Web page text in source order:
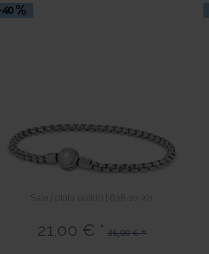
40
Sale | plata pulido | 638-10-X0
21,00 € * 35,00 € *